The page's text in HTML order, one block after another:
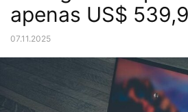
apenas US$
07.11.2025